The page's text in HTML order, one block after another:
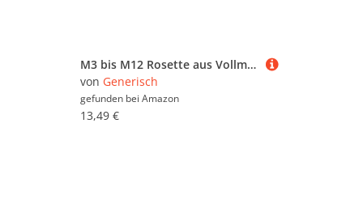
M3 bis M12 Rosette aus Vollmaterial gedreht V2A Unterlegscheibe (50, M5)
von Generisch
gefunden bei Amazon
13,49 €